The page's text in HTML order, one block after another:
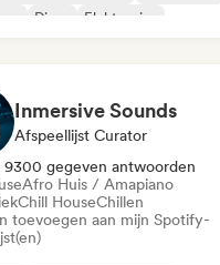
Disco
Elektronica
Inmersive Sounds
Afspeellijst Curator
9300 gegeven antwoorden
Afro Huis / Amapiano
Chill HouseChillen
toevoegen aan mijn Spotify-